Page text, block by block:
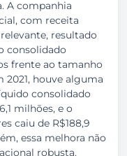
A companhia
com receita
resultado
consolidado
frente ao tamanho
2021, houve alguma
consolidado
milhões, e o
caiu de R$188,9
essa melhora não
robusta.